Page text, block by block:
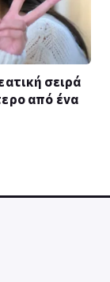
σειρά
από ένα